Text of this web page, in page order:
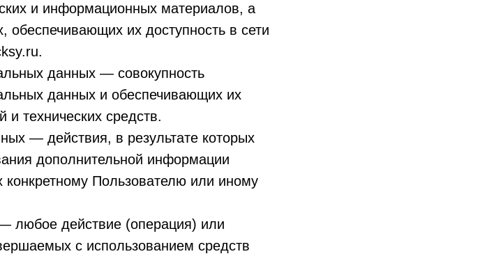
и информационных материалов, а
их доступность в сети
данных — совокупность
данных и обеспечивающих их
технических средств.
— действия, в результате которых
дополнительной информации
Пользователю или иному
любое действие (операция) или
с использованием средств